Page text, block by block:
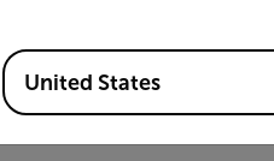
Available Locations
United States